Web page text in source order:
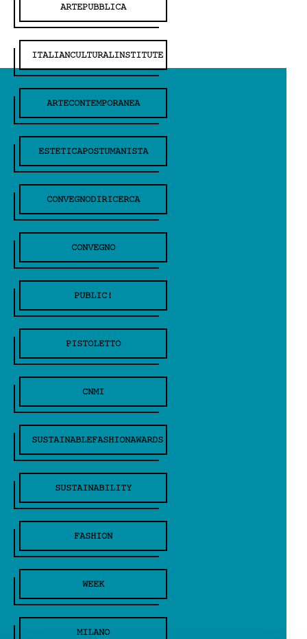
ARTEPUBBLICA
ITALIANCULTURALINSTITUTE
ARTECONTEMPORANEA
ESTETICAPOSTUMANISTA
CONVEGNODIRICERCA
CONVEGNO
PUBLIC!
PISTOLETTO
CNMI
SUSTAINABLEFASHIONAWARDS
SUSTAINABILITY
FASHION
WEEK
MILANO